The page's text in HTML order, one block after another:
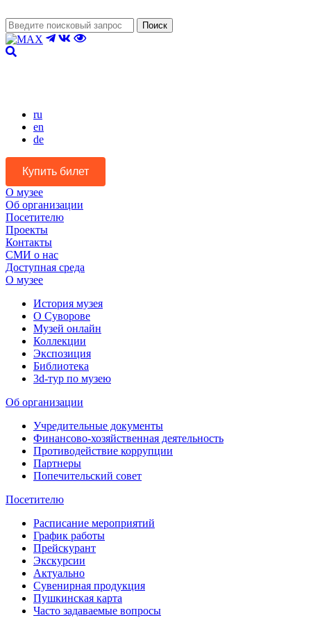
Поиск
ru
en
de
Купить билет
О музее
Об организации
Посетителю
Проекты
Контакты
СМИ о нас
Доступная среда
О музее
История музея
О Суворове
Музей онлайн
Коллекции
Экспозиция
Библиотека
3d-тур по музею
Об организации
Учредительные документы
Финансово-хозяйственная деятельность
Противодействие коррупции
Партнеры
Попечительский совет
Посетителю
Расписание мероприятий
График работы
Прейскурант
Экскурсии
Актуально
Сувенирная продукция
Пушкинская карта
Часто задаваемые вопросы